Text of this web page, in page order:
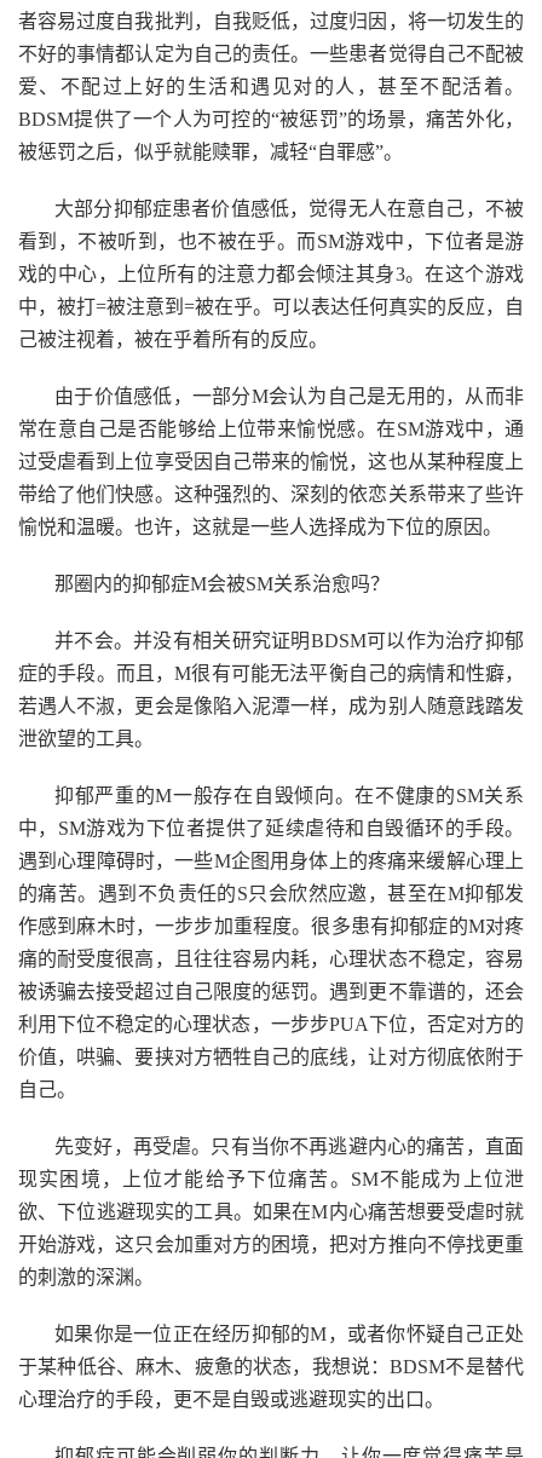
者容易过度自我批判，自我贬低，过度归因，将一切发生的
不好的事情都认定为自己的责任。一些患者觉得自己不配被
爱、不配过上好的生活和遇见对的人，甚至不配活着。
BDSM提供了一个人为可控的“被惩罚”的场景，痛苦外化，
被惩罚之后，似乎就能赎罪，减轻“自罪感”。
大部分抑郁症患者价值感低，觉得无人在意自己，不被
看到，不被听到，也不被在乎。而SM游戏中，下位者是游
戏的中心，上位所有的注意力都会倾注其身3。在这个游戏
中，被打=被注意到=被在乎。可以表达任何真实的反应，自
己被注视着，被在乎着所有的反应。
由于价值感低，一部分M会认为自己是无用的，从而非
常在意自己是否能够给上位带来愉悦感。在SM游戏中，通
过受虐看到上位享受因自己带来的愉悦，这也从某种程度上
带给了他们快感。这种强烈的、深刻的依恋关系带来了些许
愉悦和温暖。也许，这就是一些人选择成为下位的原因。
那圈内的抑郁症M会被SM关系治愈吗？
并不会。并没有相关研究证明BDSM可以作为治疗抑郁
症的手段。而且，M很有可能无法平衡自己的病情和性癖，
若遇人不淑，更会是像陷入泥潭一样，成为别人随意践踏发
泄欲望的工具。
抑郁严重的M一般存在自毁倾向。在不健康的SM关系
中，SM游戏为下位者提供了延续虐待和自毁循环的手段。
遇到心理障碍时，一些M企图用身体上的疼痛来缓解心理上
的痛苦。遇到不负责任的S只会欣然应邀，甚至在M抑郁发
作感到麻木时，一步步加重程度。很多患有抑郁症的M对疼
痛的耐受度很高，且往往容易内耗，心理状态不稳定，容易
被诱骗去接受超过自己限度的惩罚。遇到更不靠谱的，还会
利用下位不稳定的心理状态，一步步PUA下位，否定对方的
价值，哄骗、要挟对方牺牲自己的底线，让对方彻底依附于
自己。
先变好，再受虐。只有当你不再逃避内心的痛苦，直面
现实困境，上位才能给予下位痛苦。SM不能成为上位泄
欲、下位逃避现实的工具。如果在M内心痛苦想要受虐时就
开始游戏，这只会加重对方的困境，把对方推向不停找更重
的刺激的深渊。
如果你是一位正在经历抑郁的M，或者你怀疑自己正处
于某种低谷、麻木、疲惫的状态，我想说：BDSM不是替代
心理治疗的手段，更不是自毁或逃避现实的出口。